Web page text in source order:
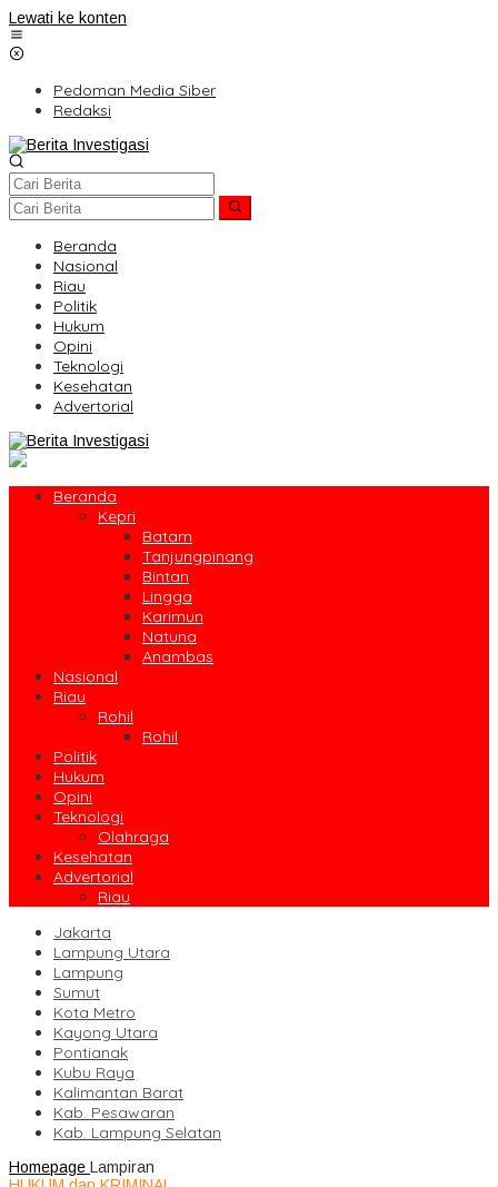
Lewati ke konten
Pedoman Media Siber
Redaksi
Beranda
Nasional
Riau
Politik
Hukum
Opini
Teknologi
Kesehatan
Advertorial
Beranda
Kepri
Batam
Tanjungpinang
Bintan
Lingga
Karimun
Natuna
Anambas
Nasional
Riau
Rohil
Rohil
Politik
Hukum
Opini
Teknologi
Olahraga
Kesehatan
Advertorial
Riau
Jakarta
Lampung Utara
Lampung
Sumut
Kota Metro
Kayong Utara
Pontianak
Kubu Raya
Kalimantan Barat
Kab. Pesawaran
Kab. Lampung Selatan
Homepage Lampiran